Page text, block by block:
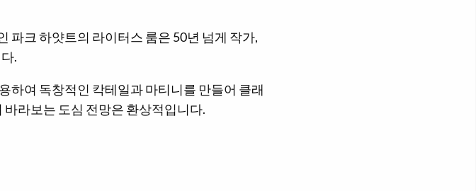
파크 하얏트의 라이터스 룸은 50년 넘게 작가,
.
하여 독창적인 칵테일과 마티니를 만들어 클래
라보는 도심 전망은 환상적입니다.